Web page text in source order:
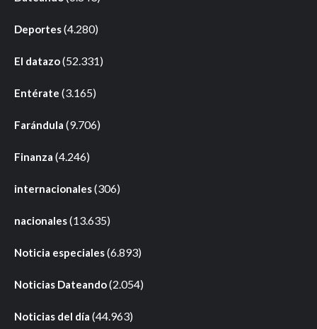
Deportes(4.280)
El datazo(52.331)
Entérate (3.165)
Farándula (9.706)
Finanza (4.246)
internacionales(306)
nacionales(13.635)
Noticia especiales(6.893)
Noticias Dateando(2.054)
Noticias del día (44.963)